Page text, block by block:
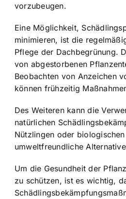
vorzubeugen.
Eine Möglichkeit,
minimieren, ist die
Pflege der Dachbegrünung.
von abgestorbenen
Beobachten von Anzeichen
können frühzeitig
Des Weiteren kann die
natürlichen
Nützlingen oder
umweltfreundliche
Um die Gesundheit der
zu schützen, ist es wichtig,